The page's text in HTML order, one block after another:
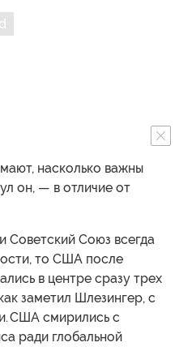
насколько важны
он, — в отличие от
Советский Союз всегда
то США после
в центре сразу трех
заметил Шлезингер, с
США смирились с
ради глобальной